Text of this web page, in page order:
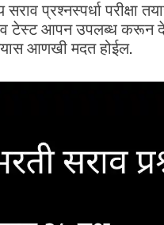
प्रश्नस्पर्धा परीक्षा
टेस्ट आपन उपलब्ध करून
आणखी मदत होईल.